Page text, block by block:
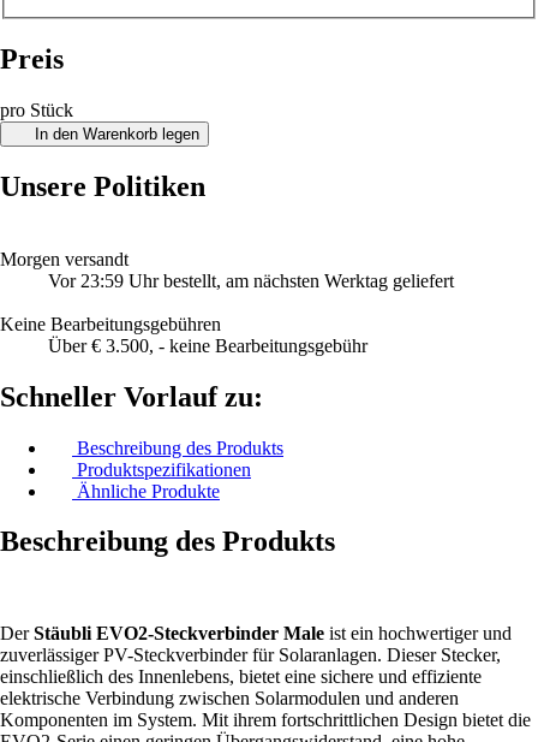
Preis
pro Stück
In den Warenkorb legen
Unsere Politiken
Morgen versandt
Vor 23:59 Uhr bestellt, am nächsten Werktag geliefert
Keine Bearbeitungsgebühren
Über € 3.500, - keine Bearbeitungsgebühr
Schneller Vorlauf zu:
Beschreibung des Produkts
Produktspezifikationen
Ähnliche Produkte
Beschreibung des Produkts
DerStäubli EVO2-Steckverbinder Male ist ein hochwertiger und
zuverlässiger PV-Steckverbinder für Solaranlagen. Dieser Stecker,
einschließlich des Innenlebens, bietet eine sichere und effiziente
elektrische Verbindung zwischen Solarmodulen und anderen
Komponenten im System. Mit ihrem fortschrittlichen Design bietet die